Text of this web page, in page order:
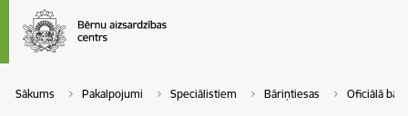
Sākums Pakalpojumi Speciālistiem Bāriņtiesas Oficiālā